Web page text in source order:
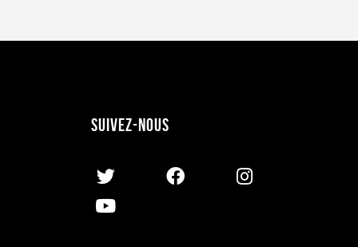
Suivez-nous